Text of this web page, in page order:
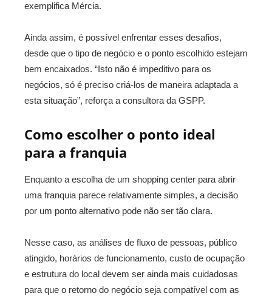
exemplifica Mércia.
Ainda assim, é possível enfrentar esses desafios,
desde que o tipo de negócio e o ponto escolhido estejam
bem encaixados. “Isto não é impeditivo para os
negócios, só é preciso criá-los de maneira adaptada a
esta situação”, reforça a consultora da GSPP.
Como escolher o ponto ideal
para a franquia
Enquanto a escolha de um shopping center para abrir
uma franquia parece relativamente simples, a decisão
por um ponto alternativo pode não ser tão clara.
Nesse caso, as análises de fluxo de pessoas, público
atingido, horários de funcionamento, custo de ocupação
e estrutura do local devem ser ainda mais cuidadosas
para que o retorno do negócio seja compatível com as